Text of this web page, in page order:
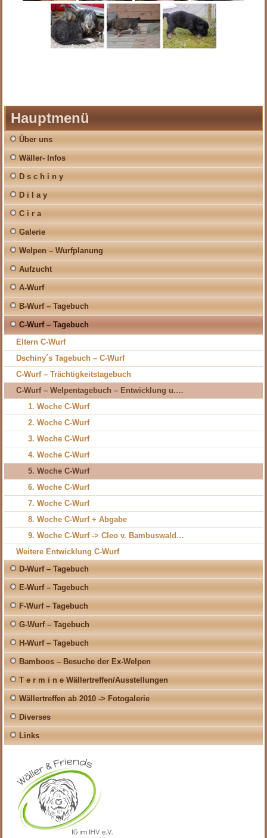
Hauptmenü
Über uns
Wäller- Infos
D s c h i n y
D i l a y
C i r a
Galerie
Welpen – Wurfplanung
Aufzucht
A-Wurf
B-Wurf – Tagebuch
C-Wurf – Tagebuch
Eltern C-Wurf
Dschiny´s Tagebuch – C-Wurf
C-Wurf – Trächtigkeitstagebuch
C-Wurf – Welpentagebuch – Entwicklung u.…
1. Woche C-Wurf
2. Woche C-Wurf
3. Woche C-Wurf
4. Woche C-Wurf
5. Woche C-Wurf
6. Woche C-Wurf
7. Woche C-Wurf
8. Woche C-Wurf + Abgabe
9. Woche C-Wurf -> Cleo v. Bambuswald…
Weitere Entwicklung C-Wurf
D-Wurf – Tagebuch
E-Wurf – Tagebuch
F-Wurf – Tagebuch
G-Wurf – Tagebuch
H-Wurf – Tagebuch
Bamboos – Besuche der Ex-Welpen
T e r m i n e Wällertreffen/Ausstellungen
Wällertreffen ab 2010 -> Fotogalerie
Diverses
Links